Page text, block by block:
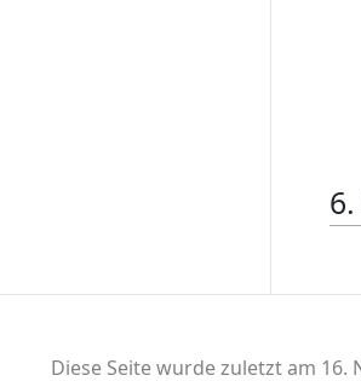
Diese Seite wurde zuletzt am 16.